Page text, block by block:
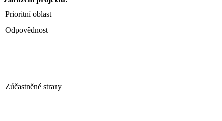
Prioritní oblast
Odpovědnost
Zúčastněné strany